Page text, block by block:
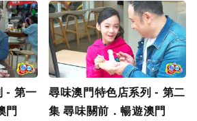
- 第一
門
尋味澳門特色店系列 - 第二
集 尋味關前．暢遊澳門